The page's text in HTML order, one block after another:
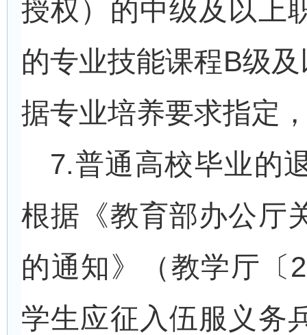
授权）的中级及以上
的专业技能课程B级
据专业培养要求指定
7.普通高校毕业的
根据《教育部办公厅
的通知》（教学厅〔
学生应征入伍服义务